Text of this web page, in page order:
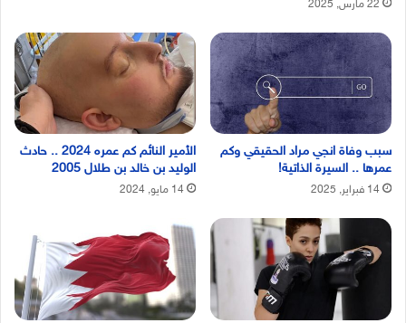
22 مارس, 2025
سبب وفاة انجي مراد الحقيقي وكم
عمرها .. السيرة الذاتية!
14 فبراير, 2025
الأمير النائم كم عمره 2024 .. حادث
الوليد بن خالد بن طلال 2005
14 مايو, 2024